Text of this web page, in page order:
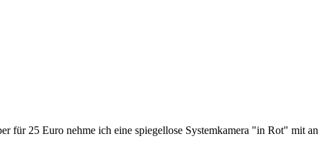
für 25 Euro nehme ich eine spiegellose Systemkamera "in Rot" mit an